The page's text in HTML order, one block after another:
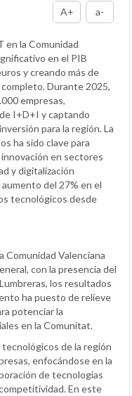
A+ a-
en la Comunidad
en el PIB
y creando más de
Durante 2025,
empresas,
I+D+I y captando
para la región. La
ha sido clave para
en sectores
y digitalización
del 27% en el
tecnológicos desde
Valenciana
con la presencia del
los resultados
ha puesto de relieve
potenciar la
en la Comunitat.
de la región
enfocándose en la
de tecnologías
En este